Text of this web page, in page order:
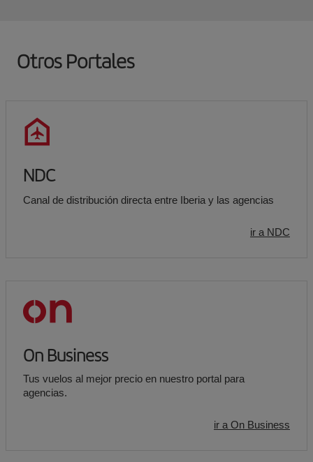
Otros Portales
NDC
Canal de distribución directa entre Iberia y las agencias
ir a NDC
On Business
Tus vuelos al mejor precio en nuestro portal para
agencias.
ir a On Business